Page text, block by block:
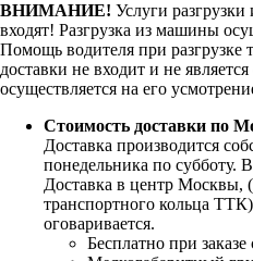
ВНИМАНИЕ! Услуги
входят! Разгрузка из машины
Помощь водителя при разгрузке
доставки не входит и не
осуществляется на его
Стоимость доставки по
Доставка производится
понедельника по субботу.
Доставка в центр Москвы,
транспортного кольца
оговаривается.
Бесплатно при